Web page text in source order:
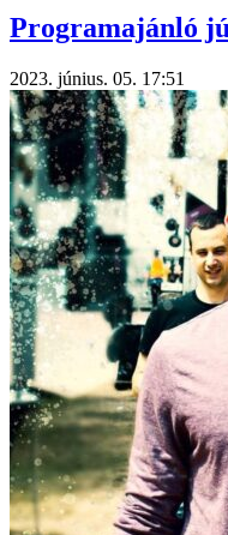
Programajánló
2023. június. 05. 17:51